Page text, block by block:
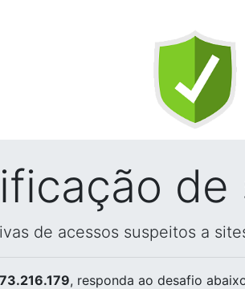
de
de acessos suspeitos a
, responda ao desafio